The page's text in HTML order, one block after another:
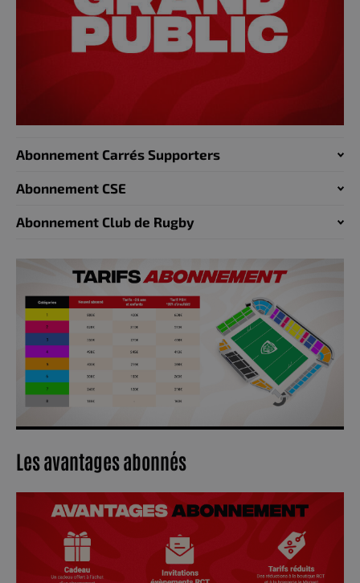
Abonnement Carrés Supporters
Abonnement CSE
Abonnement Club de Rugby
Les avantages abonnés